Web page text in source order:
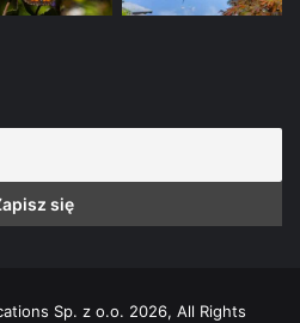
Sp. z o.o. 2026, All Rights